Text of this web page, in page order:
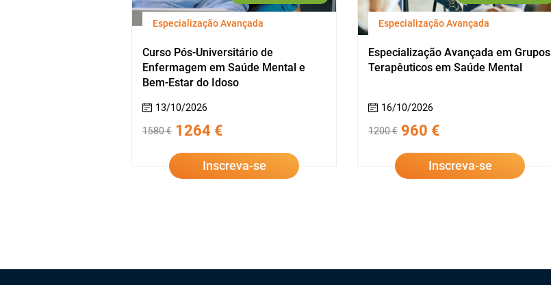
Especialização Avançada
Curso Pós-Universitário de
Enfermagem em Saúde Mental e
Bem-Estar do Idoso
13/10/2026
1580 € 1264 €
Inscreva-se
Especialização Avançada
Especialização Avançada em Grupos
Terapêuticos em Saúde Mental
16/10/2026
1200 € 960 €
Inscreva-se